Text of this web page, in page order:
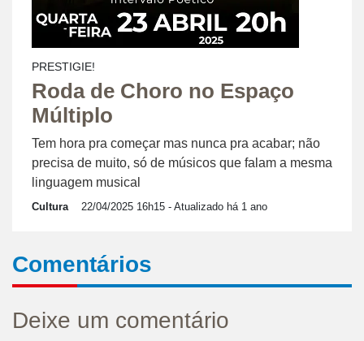
PRESTIGIE!
Roda de Choro no Espaço
Múltiplo
Tem hora pra começar mas nunca pra acabar; não
precisa de muito, só de músicos que falam a mesma
linguagem musical
Cultura 22/04/2025 16h15 - Atualizado há 1 ano
Comentários
Deixe um comentário